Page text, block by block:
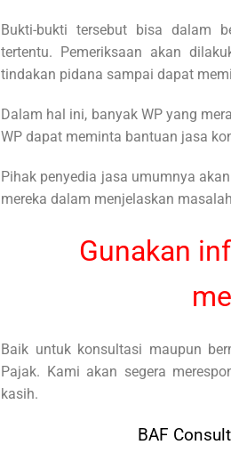
Bukti-bukti tersebut bisa dalam
tertentu. Pemeriksaan akan
tindakan pidana sampai dapat
Dalam hal ini, banyak WP yang
WP dapat meminta bantuan jasa
Pihak penyedia jasa umumnya
mereka dalam menjelaskan
Gunakan
Baik untuk konsultasi maupun
Pajak. Kami akan segera
kasih.
BAF